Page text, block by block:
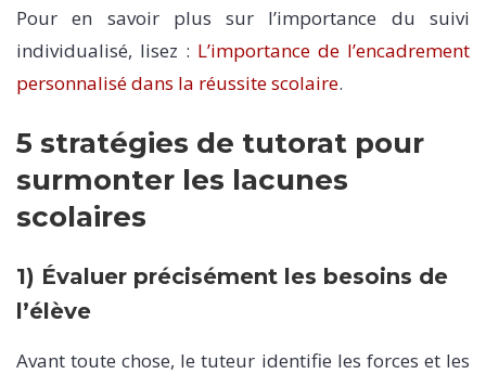
Pour en savoir plus sur l’importance du suivi
individualisé, lisez : L’importance de l’encadrement
personnalisé dans la réussite scolaire.
5 stratégies de tutorat pour
surmonter les lacunes
scolaires
1) Évaluer précisément les besoins de
l’élève
Avant toute chose, le tuteur identifie les forces et les